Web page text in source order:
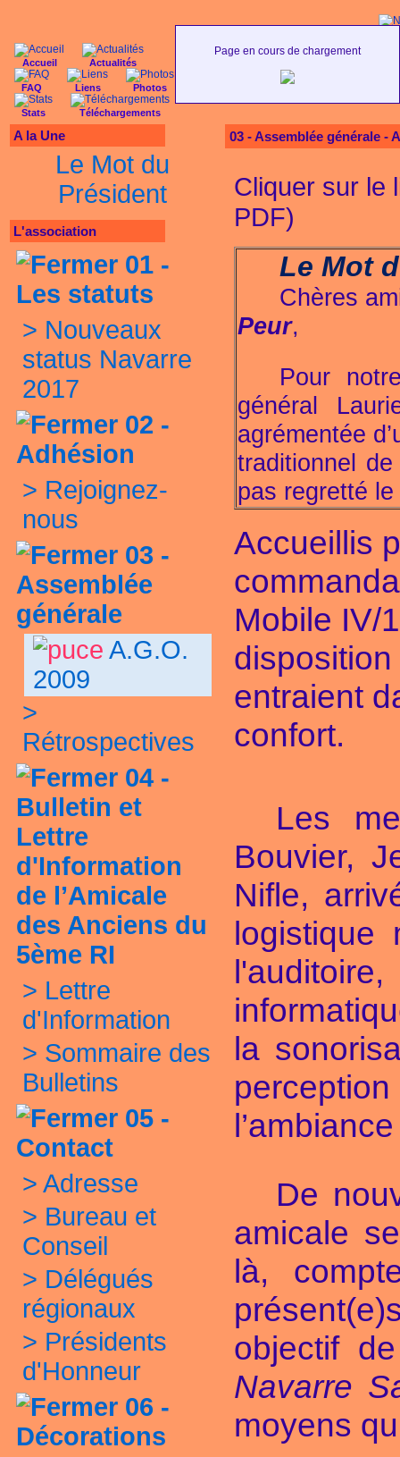
Page en cours de chargement
Accueil Actualités
FAQ Liens Photos
Stats Téléchargements
Texte à méditer :
A la Une
Le Mot du
Président
L'association
01 -
Les statuts
> Nouveaux
status Navarre
2017
02 -
Adhésion
> Rejoignez-
nous
03 -
Assemblée
générale
A.G.O.
2009
>
Rétrospectives
04 -
Bulletin et
Lettre
d'Information
de l’Amicale
des Anciens du
5ème RI
> Lettre
d'Information
> Sommaire des
Bulletins
05 -
Contact
> Adresse
> Bureau et
Conseil
> Délégués
régionaux
> Présidents
d'Honneur
06 -
Décorations
03 - Assemblée générale -
Cliquer sur le
PDF)
Le Mot
Chères
Peur,
Pour
général
agrémentée
traditionnel
pas regretté
Accueillis
Mobile IV/
entraient
confort.
Les
Bouvier,
Nifle,
logistique
la
De
amicale
là,
objectif
Navarre
moyens